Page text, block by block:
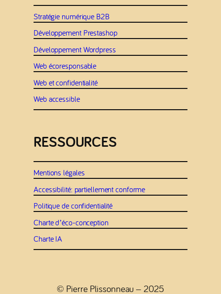
Stratégie numérique B2B
Développement Prestashop
Développement Wordpress
Web écoresponsable
Web et confidentialité
Web accessible
RESSOURCES
Mentions légales
Accessibilité: partiellement conforme
Politique de confidentialité
Charte d’éco-conception
Charte IA
© Pierre Plissonneau – 2025